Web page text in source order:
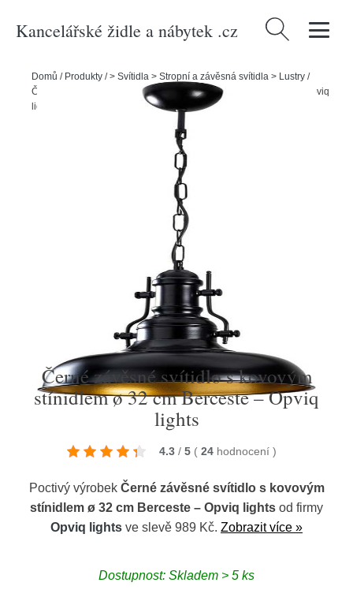
Kancelářské židle a nábytek .cz Vyhledávání
Domů / Produkty /> Svítidla > Stropní a závěsná svítidla > Lustry /
Černé závěsné svítidlo s kovovým stínidlem ø 32 cm Berceste – Opviq
lights
Černé závěsné svítidlo s kovovým
stínidlem ø 32 cm Berceste – Opviq
lights
4.3 / 5 ( 24 hodnocení )
Poctivý výrobek Černé závěsné svítidlo s kovovým
stínidlem ø 32 cm Berceste – Opviq lights od firmy
Opviq lights ve slevě 989 Kč. Zobrazit více »
Dostupnost: Skladem > 5 ks